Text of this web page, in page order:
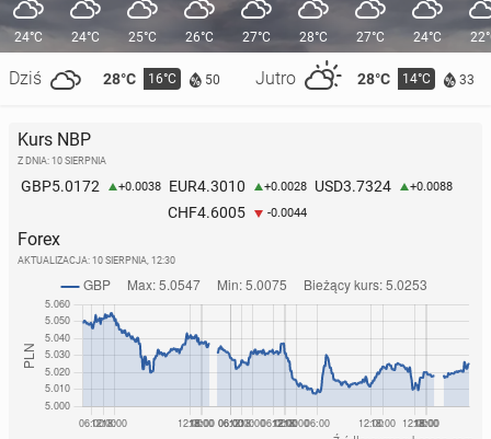
24°C
Dziś 28°C 16°C 50 Jutro 28°C 14°C 33
24°C 25°C 26°C 27°C 28°C 27°C 24°C
Kurs NBP
Z DNIA: 10 SIERPNIA
GBP5.0172 +0.0038 EUR4.3010 +0.0028 USD3.7324 +0.0088
CHF4.6005 -0.0044
Forex
AKTUALIZACJA: 10 SIERPNIA, 12:30